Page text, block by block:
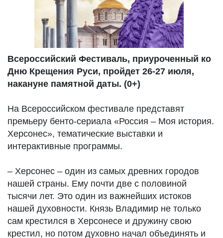
Всероссийский Фестиваль, приуроченный ко
Дню Крещения Руси, пройдет 26-27 июля,
накануне памятной даты. (0+)
На Всероссийском фестивале представят
премьеру бенто-сериала «Россия – Моя история.
Херсонес», тематические выставки и
интерактивные программы.
– Херсонес – один из самых древних городов
нашей страны. Ему почти две с половиной
тысячи лет. Это один из важнейших истоков
нашей духовности. Князь Владимир не только
сам крестился в Херсонесе и дружину свою
крестил, но потом духовно начал объединять и